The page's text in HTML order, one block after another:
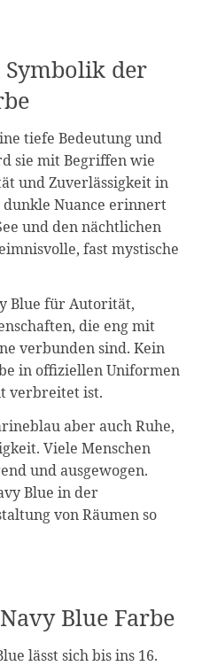
Symbolik der
tiefe Bedeutung und
sie mit Begriffen wie
und Zuverlässigkeit in
Nuance erinnert
und den nächtlichen
fast mystische
Blue für Autorität,
die eng mit
verbunden sind. Kein
in offiziellen Uniformen
verbreitet ist.
aber auch Ruhe,
Viele Menschen
und ausgewogen.
Blue in der
von Räumen so
Blue Farbe
lässt sich bis ins 16.